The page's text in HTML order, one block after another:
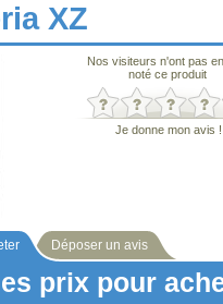
XZ
Nos visiteurs n'ont pas
noté ce produit
Je donne mon avis !
Déposer un avis
prix pour